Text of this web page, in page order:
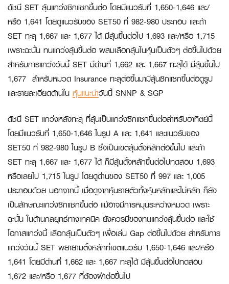
ดัชนี SET ลุ้นแกว่งซิกแซกขึ้นต่อ โดยมีแนวรับที่ 1,650-1,646 และ/
หรือ 1,641 โดยดูแนวรับของ SET50 ที่ 982-980 ประกอบ และถ้า
SET ทะลุ 1,667 และ 1,677 ได้ มีลุ้นขึ้นต่อไป 1,693 และ/หรือ 1,715
เพราะฉะนั้น ทนแกว่งลุ้นขึ้นต่อ ผสมเลือกลุ้นในหุ้นเป็นตัวๆ ต่อขึ้นไปด้วย
สำหรับการแกว่งวันนี้ SET มีด่านที่ 1,662 และ 1,667 ทะลุได้ มีลุ้นขึ้นไป
1,677 สำหรับหมวด Insurance ทะลุต่อขึ้นมามีลุ้นซิกแซกขึ้นต่อดูรูป
และรายละเอียดด้านใน หุ้นแนะนำวันนี้ SNNP & SGP
ดัชนี SET แกว่งหลังทะลุ ที่ลุ้นเป็นแกว่งซิกแซกขึ้นต่อสำหรับอาทิตย์นี้
โดยมีแนวรับที่ 1,650-1,646 ในรูป A และ 1,641 และแนวรับของ
SET50 ที่ 982-980 ในรูป B ซึ่งเป็นเขตลุ้นตั้งหลักต่อขึ้นไป และถ้า
SET ทะลุ 1,667 และ 1,677 ได้ ก็มีลุ้นตั้งหลักขึ้นต่อไปทดสอบ 1,693
หรือเลยไป 1,715 ในรูป โดยดูด่านของ SET50 ที่ 997 และ 1,005
ประกอบด้วย นอกจากนี้ เมื่อดูจากหุ้นรายตัวทั้งหุ้นหลักและไม่หลัก ก็ยัง
เป็นลักษณะแกว่งซิกแซกขึ้นต่อ แม้อาจมีการหมุนระหว่างหมวด เพราะ
ฉะนั้น ในด้านกลยุทธ์ทางเทคนิค ยังควรมีของทนแกว่งลุ้นขึ้นต่อ และใช้
โอกาสแกว่งนี้ เลือกลุ้นเป็นตัวๆ เพื่อเล่น Gap ต่อขึ้นไปด้วย สำหรับการ
แกว่งวันนี้ SET พยายามตั้งหลักที่เขตแนวรับ 1,650-1,646 และ/หรือ
1,641 โดยมีด่านที่ 1,662 และ 1,667 ทะลุได้ มีลุ้นขึ้นต่อไปทดสอบ
1,672 และ/หรือ 1,677 ที่ต้องฝ่าต่อขึ้นไป